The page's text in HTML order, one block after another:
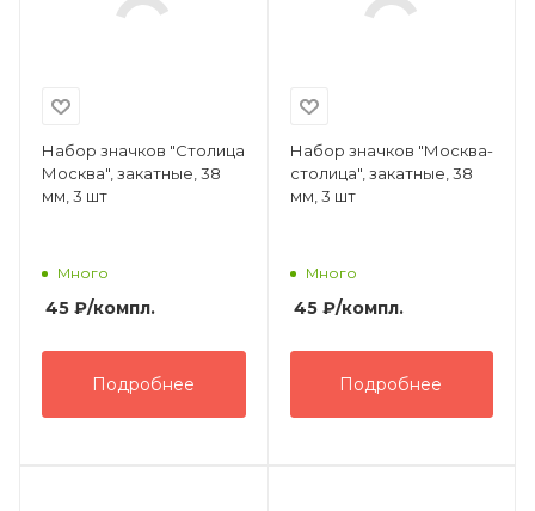
Набор значков "Столица
Москва", закатные, 38
мм, 3 шт
Много
45 ₽/компл.
Подробнее
Набор значков "Москва-
столица", закатные, 38
мм, 3 шт
Много
45₽/компл.
Подробнее